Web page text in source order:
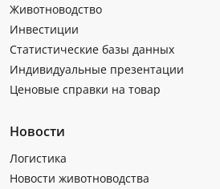
Животноводство
Инвестиции
Статистические базы данных
Индивидуальные презентации
Ценовые справки на товар
Новости
Логистика
Новости животноводства